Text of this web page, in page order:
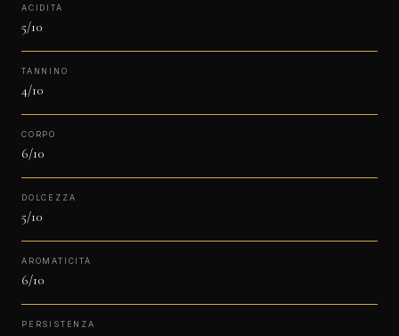
ACIDITÀ
5/10
TANNINO
4/10
CORPO
6/10
DOLCEZZA
5/10
AROMATICITÀ
6/10
PERSISTENZA